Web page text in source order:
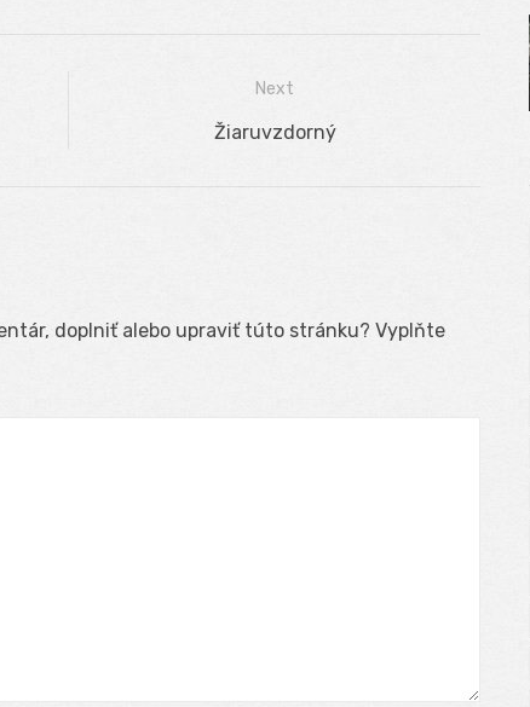
Next
Next
Žiaruvzdorný
doplniť alebo upraviť túto stránku? Vyplňte